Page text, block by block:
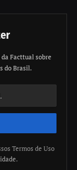
Facttual sobre
do Brasil.
Termos de Uso
.